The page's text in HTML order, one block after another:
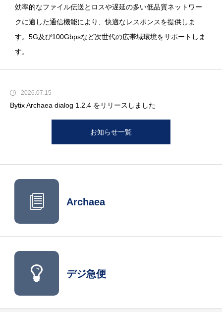
効率的なファイル伝送とロスや遅延の多い低品質ネットワー
クに適した通信機能により、快適なレスポンスを提供しま
す。5G及び100Gbpsなど次世代の広帯域環境をサポートしま
す。
Bytix Archaea downloader 0.9.1 をリリースしました
Bytix Archaea tools 1.5.19 をリリースしました
2026.06.29
Bytix Archaea downloader 0.9.1 をリリースしました
2026.07.15
お知らせ一覧
Archaea
デジ急便